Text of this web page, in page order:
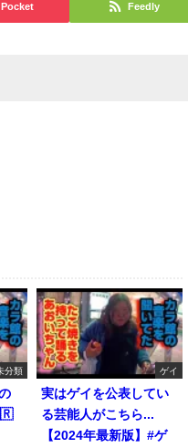
Pocket Feedly
分類 ゲイ
実はゲイを公表してい
る芸能人がこちら...
【2024年最新版】#ゲ